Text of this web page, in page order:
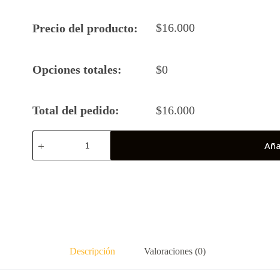
Precio del producto: $16.000
Opciones totales: $0
Total del pedido: $16.000
Camiseta
Rugby
Descripción Valoraciones (0)